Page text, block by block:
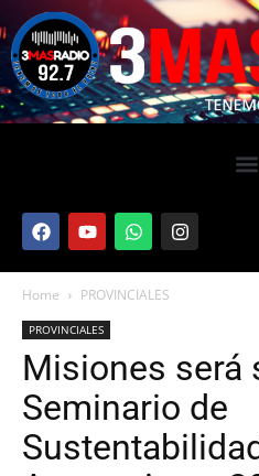
Home PROVINCIALES
PROVINCIALES
Misiones será
Seminario de